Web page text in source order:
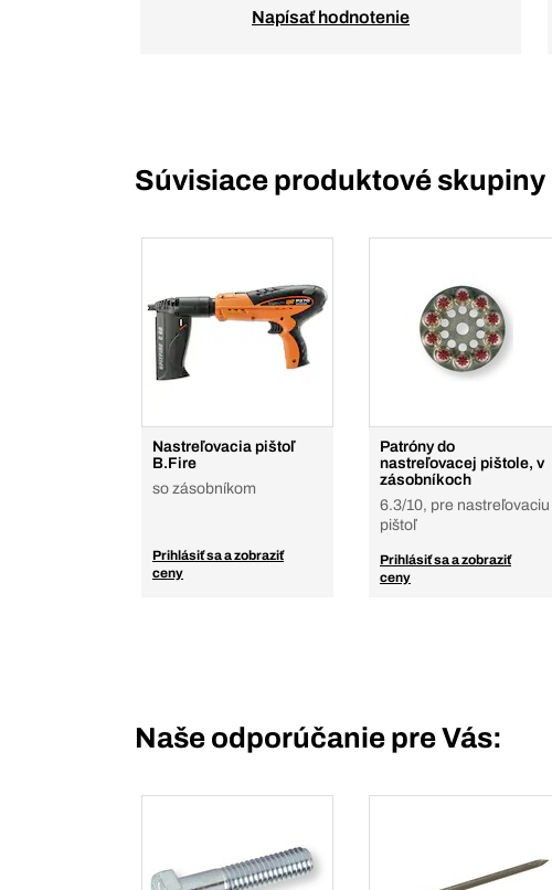
Napísať hodnotenie
Súvisiace produktové skupiny
Nastreľovacia pištoľ
B.Fire
so zásobníkom
Prihlásiť sa a zobraziť
ceny
Patróny do
nastreľovacej pištole, v
zásobníkoch
6.3/10, pre nastreľovaciu
pištoľ
Prihlásiť sa a zobraziť
ceny
Naše odporúčanie pre Vás: